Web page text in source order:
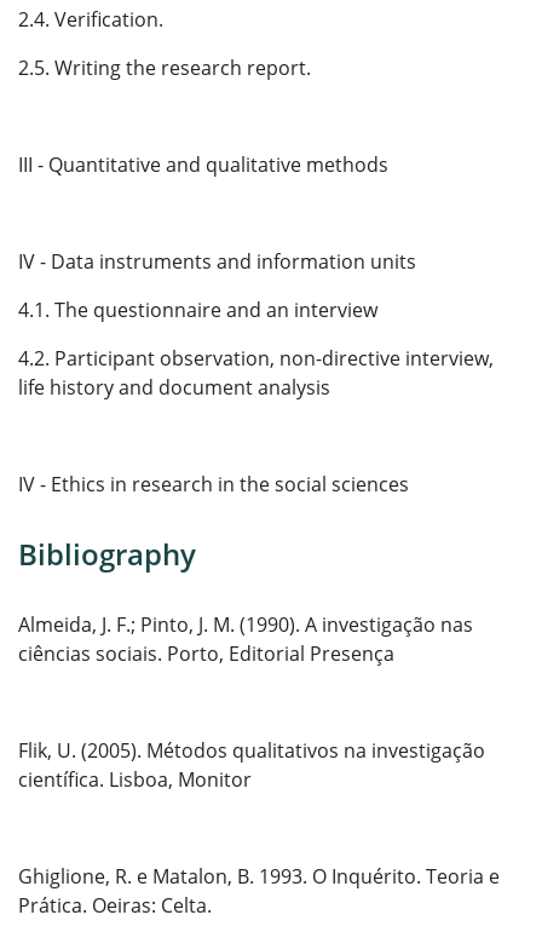
2.4. Verification.
2.5. Writing the research report.
III - Quantitative and qualitative methods
IV - Data instruments and information units
4.1. The questionnaire and an interview
4.2. Participant observation, non-directive interview,
life history and document analysis
IV - Ethics in research in the social sciences
Bibliography
Almeida, J. F.; Pinto, J. M. (1990). A investigação nas
ciências sociais. Porto, Editorial Presença
Flik, U. (2005). Métodos qualitativos na investigação
científica. Lisboa, Monitor
Ghiglione, R. e Matalon, B. 1993. O Inquérito. Teoria e
Prática. Oeiras: Celta.